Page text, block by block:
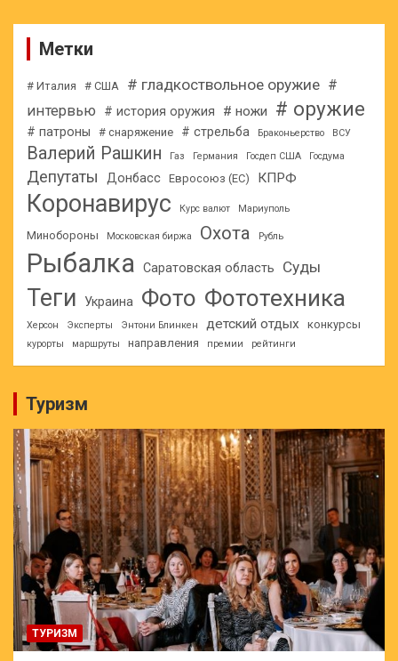
Метки
# Италия # США # гладкоствольное оружие #
интервью
# история оружия # ножи # оружие
# патроны # снаряжение # стрельба Браконьерство ВСУ
Валерий Рашкин Газ Германия Госдеп США Госдума
Депутаты Донбасс Евросоюз (ЕС) КПРФ
Коронавирус Курс валют Мариуполь
Минобороны Московская биржа Охота Рубль
Рыбалка Саратовская область Суды
Теги Украина Фото Фототехника
Херсон Эксперты Энтони Блинкен детский отдых конкурсы
курорты маршруты направления премии рейтинги
Туризм
ТУРИЗМ